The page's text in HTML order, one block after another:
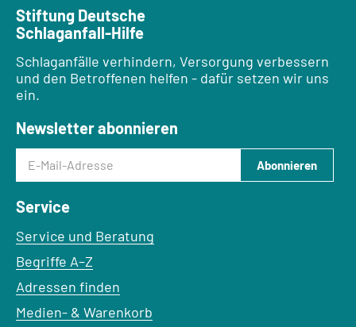
Stiftung Deutsche
Schlaganfall-Hilfe
Schlaganfälle verhindern, Versorgung verbessern
und den Betroffenen helfen - dafür setzen wir uns
ein.
Newsletter abonnieren
E-Mail-Adresse
Abonnieren
Service
Service und Beratung
Begriffe A–Z
Adressen finden
Medien- & Warenkorb